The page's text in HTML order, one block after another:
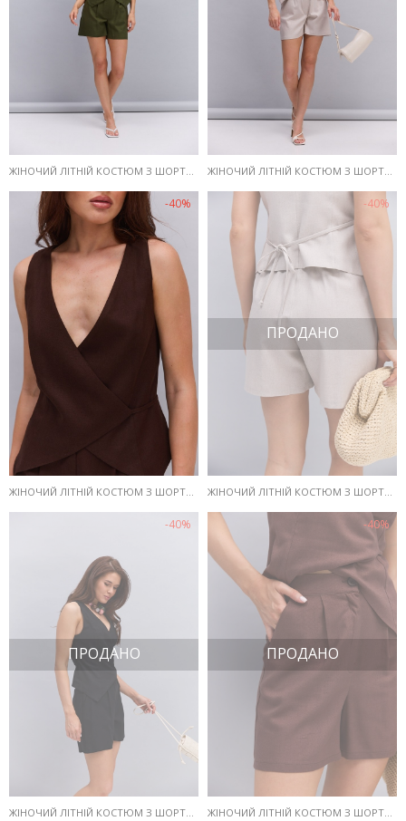
-40% -40%
ПРОДАНО
-40%
ПРОДАНО
-40%
ПРОДАНО